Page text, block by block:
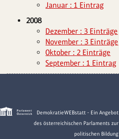
Januar : 1 Eintrag
2008
Dezember : 3 Einträge
November : 3 Einträge
Oktober : 2 Einträge
September : 1 Eintrag
DemokratieWEBstatt - Ein Angebot
des österreichischen Parlaments zur
politischen Bildung